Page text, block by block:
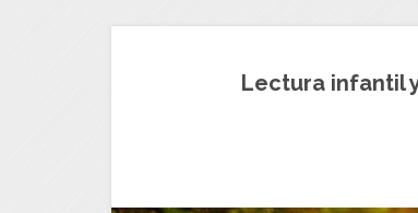
Lectura infantil